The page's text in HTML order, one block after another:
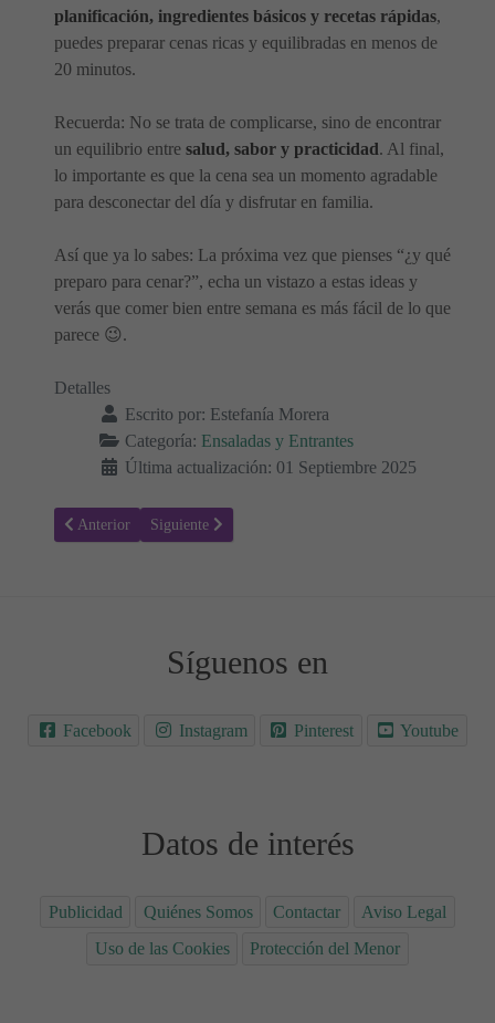
planificación, ingredientes básicos y recetas rápidas,
puedes preparar cenas ricas y equilibradas en menos de
20 minutos.
Recuerda: No se trata de complicarse, sino de encontrar
un equilibrio entre salud, sabor y practicidad. Al final,
lo importante es que la cena sea un momento agradable
para desconectar del día y disfrutar en familia.
Así que ya lo sabes: La próxima vez que pienses “¿y qué
preparo para cenar?”, echa un vistazo a estas ideas y
verás que comer bien entre semana es más fácil de lo que
parece 😉.
Detalles
Escrito por: Estefanía Morera
Categoría: Ensaladas y Entrantes
Última actualización: 01 Septiembre 2025
Artículo anterior: 🥑 Desayunos Nutritivos para toda la Familia:
Anterior Artículo siguiente: Ensaladas Completas para Cenas
Siguiente
Síguenos en
Facebook Instagram Pinterest Youtube
Datos de interés
Publicidad Quiénes Somos Contactar
Aviso Legal
Uso de las Cookies
Protección del Menor